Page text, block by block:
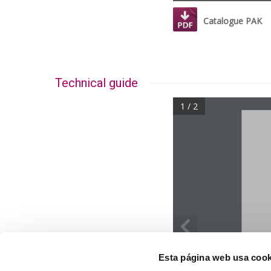
Esta página web usa
Catalogue PAK
Technical guide
1 / 2